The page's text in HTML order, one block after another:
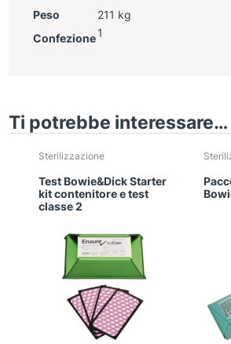
Peso
211 kg
Confezione 1
Ti potrebbe interessare…
Sterilizzazione
Test Bowie&Dick Starter
kit contenitore e test
classe 2